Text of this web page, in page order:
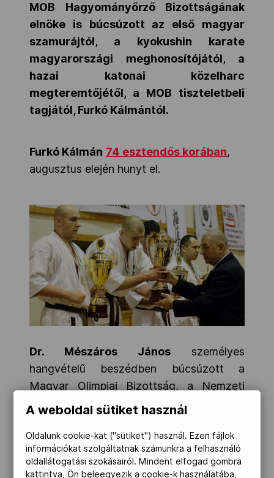
Adatbank
MOB Hagyományőrző Bizottságának
elnöke is búcsúzott az első magyar
szamurájtól, a kyokushin karate
magyarországi meghonosítójától, a
hazai katonai közelharc
megteremtőjétől, a MOB tiszteletbeli
tagjától, Furkó Kálmántól.
Furkó Kálmán 74 esztendős korában,
augusztus elején hunyt el.
Dr. Mészáros János személyes
hangvételű beszédben búcsúzott a
Magyar Olimpiai Bizottság, a Nemzeti
Versenysport Szövetség, és
Szakszövetség nevében.Dr. Ruszin
Szende Romuluszaltábornagy, a
Magyar Honvédség parancsnoka Furkó
A weboldal sütiket használ
Oldalunk cookie-kat ("sütiket") használ. Ezen fájlok
információkat szolgáltatnak számunkra a felhasználó
oldallátogatási szokásairól. Mindent elfogad gombra
kattintva, Ön beleegyezik a cookie-k használatába,